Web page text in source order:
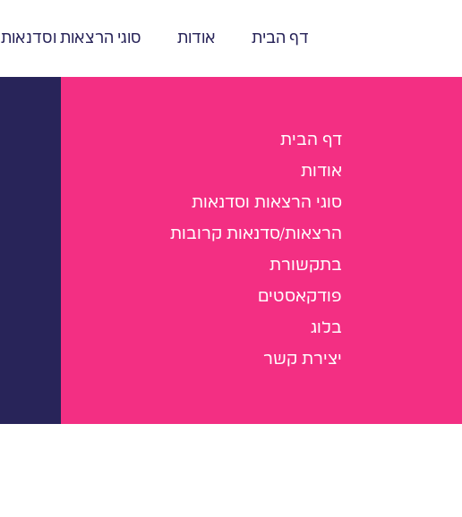
דף הבית אודות סוגי הרצאות וסדנאות
דף הבית
אודות
סוגי הרצאות וסדנאות
הרצאות/סדנאות קרובות
בתקשורת
פודקאסטים
בלוג
יצירת קשר